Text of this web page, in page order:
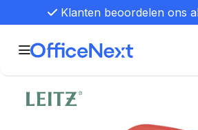
Klanten beoordelen ons